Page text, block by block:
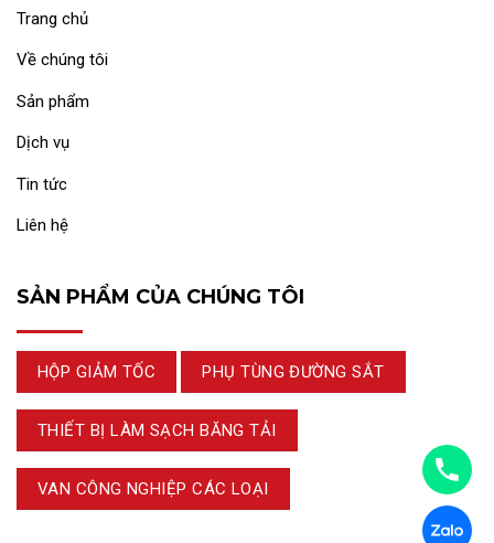
Trang chủ
Về chúng tôi
Sản phẩm
Dịch vụ
Tin tức
Liên hệ
SẢN PHẨM CỦA CHÚNG TÔI
HỘP GIẢM TỐC PHỤ TÙNG ĐƯỜNG SẮT
THIẾT BỊ LÀM SẠCH BĂNG TẢI
VAN CÔNG NGHIỆP CÁC LOẠI